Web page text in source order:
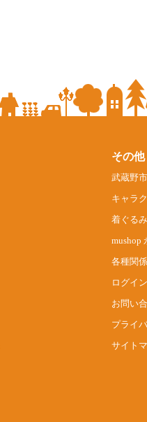
その他
武蔵野
キャラ
着ぐる
mushop
各種関
ログイン
お問い
プライ
サイト